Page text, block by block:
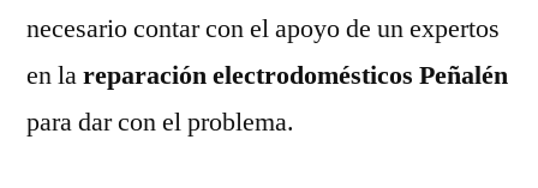
necesario contar con el apoyo de un expertos
en lareparación electrodomésticos Peñalén
para dar con el problema.